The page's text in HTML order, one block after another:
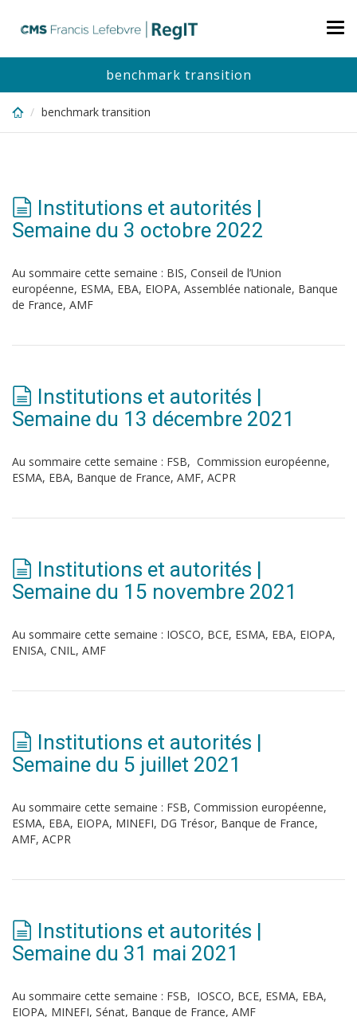
content
benchmark transition
benchmark transition
Institutions et autorités |
Semaine du 3 octobre 2022
Au sommaire cette semaine : BIS, Conseil de l’Union
européenne, ESMA, EBA, EIOPA, Assemblée nationale, Banque
de France, AMF
Institutions et autorités |
Semaine du 13 décembre 2021
Au sommaire cette semaine : FSB, Commission européenne,
ESMA, EBA, Banque de France, AMF, ACPR
Institutions et autorités |
Semaine du 15 novembre 2021
Au sommaire cette semaine : IOSCO, BCE, ESMA, EBA, EIOPA,
ENISA, CNIL, AMF
Institutions et autorités |
Semaine du 5 juillet 2021
Au sommaire cette semaine : FSB, Commission européenne,
ESMA, EBA, EIOPA, MINEFI, DG Trésor, Banque de France,
AMF, ACPR
Institutions et autorités |
Semaine du 31 mai 2021
Au sommaire cette semaine : FSB, IOSCO, BCE, ESMA, EBA,
EIOPA, MINEFI, Sénat, Banque de France, AMF